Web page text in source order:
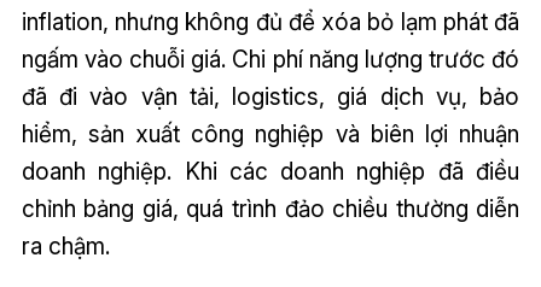
inflation, nhưng không đủ để xóa bỏ lạm phát đã
ngấm vào chuỗi giá. Chi phí năng lượng trước đó
đã đi vào vận tải, logistics, giá dịch vụ, bảo
hiểm, sản xuất công nghiệp và biên lợi nhuận
doanh nghiệp. Khi các doanh nghiệp đã điều
chỉnh bảng giá, quá trình đảo chiều thường diễn
ra chậm.